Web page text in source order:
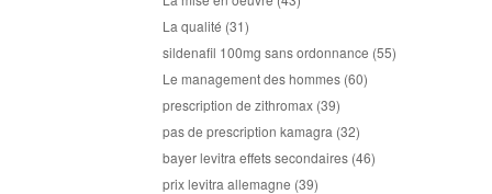
La qualité (31)
sildenafil 100mg sans ordonnance (55)
Le management des hommes (60)
prescription de zithromax (39)
pas de prescription kamagra (32)
bayer levitra effets secondaires (46)
prix levitra allemagne (39)